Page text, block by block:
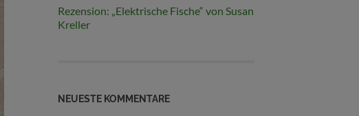
Rezension: „Elektrische Fische“ von Susan
Kreller
NEUESTE KOMMENTARE